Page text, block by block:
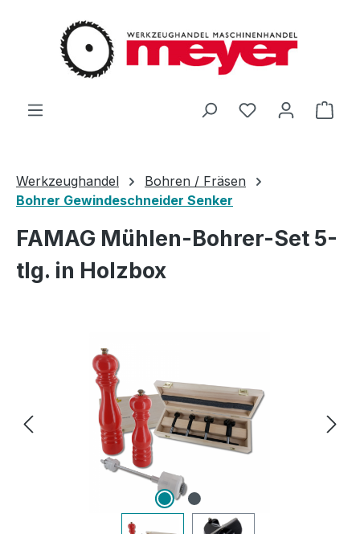
Zum Hauptinhalt springen
Du hast 0
Werkzeughandel
Bohren / Fräsen
Bohrer Gewindeschneider Senker
FAMAG Mühlen-Bohrer-Set 5-
tlg. in Holzbox